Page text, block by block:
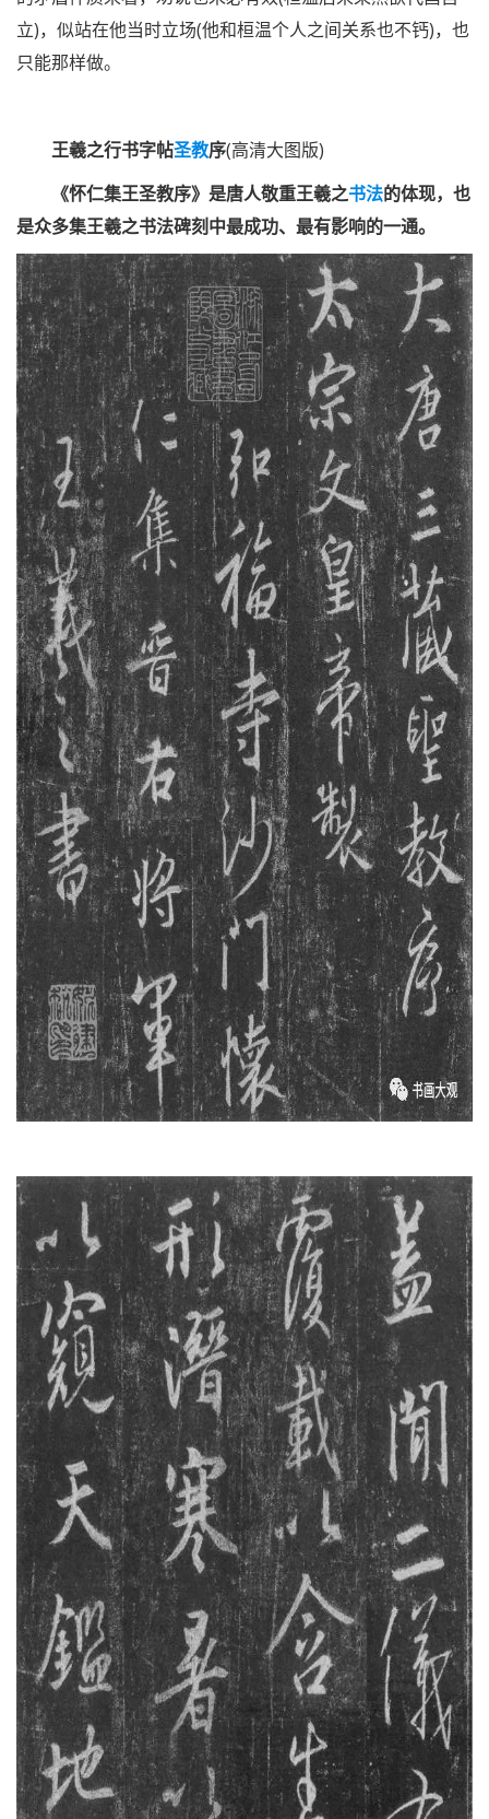
立)，似站在他当时立场(他和桓温个人之间关系也不钙)，也
只能那样做。
王羲之行书字帖圣教序(高清大图版)
《怀仁集王圣教序》是唐人敬重王羲之书法的体现，也
是众多集王羲之书法碑刻中最成功、最有影响的一通。